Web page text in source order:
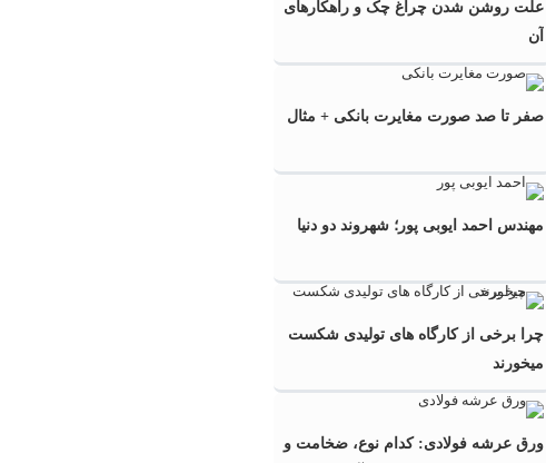
علت روشن شدن چراغ چک و راهکارهای
آن
صفر تا صد صورت مغایرت بانکی + مثال
مهندس احمد ایوبی ‌پور؛ شهروند دو دنیا
چرا برخی از کارگاه‌ های تولیدی شکست
میخورند
ورق عرشه فولادی: کدام نوع، ضخامت و